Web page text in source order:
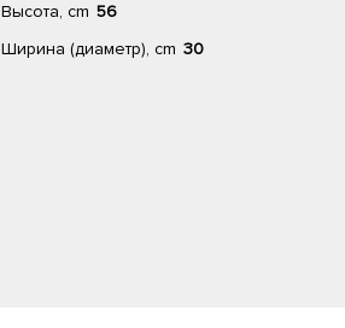
Высота, cm 56
Ширина (диаметр), cm 30